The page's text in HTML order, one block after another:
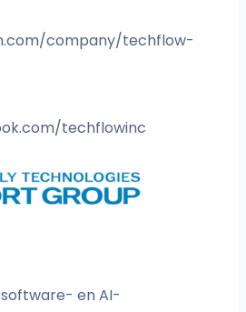
company/techflow-
techflowinc
en AI-